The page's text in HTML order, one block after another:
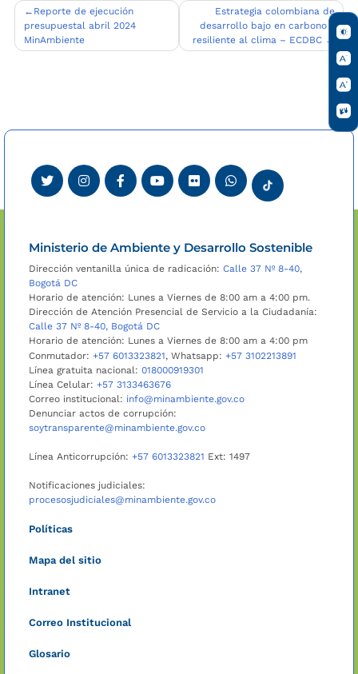
Navegación
de
entradas
Reporte de ejecución
presupuestal abril 2024
MinAmbiente
Estrategia colombiana de
desarrollo bajo en carbono y
resiliente al clima – ECDBC
Ministerio de Ambiente y Desarrollo Sostenible
Dirección ventanilla única de radicación: Calle 37 Nº 8-40,
Bogotá DC
Horario de atención: Lunes a Viernes de 8:00 am a 4:00 pm.
Dirección de Atención Presencial de Servicio a la Ciudadanía:
Calle 37 Nº 8-40, Bogotá DC
Horario de atención: Lunes a Viernes de 8:00 am a 4:00 pm
Conmutador: +57 6013323821, Whatsapp: +57 3102213891
Línea gratuita nacional: 018000919301
Línea Celular: +57 3133463676
Correo institucional: info@minambiente.gov.co
Denunciar actos de corrupción:
soytransparente@minambiente.gov.co
Línea Anticorrupción: +57 6013323821 Ext: 1497
Notificaciones judiciales:
procesosjudiciales@minambiente.gov.co
Políticas
Mapa del sitio
Intranet
Correo Institucional
Glosario